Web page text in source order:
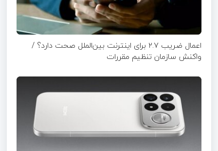
اعمال ضریب ۲.۷ برای اینترنت بین‌الملل صحت دارد؟ /
واکنش سازمان تنظیم مقررات